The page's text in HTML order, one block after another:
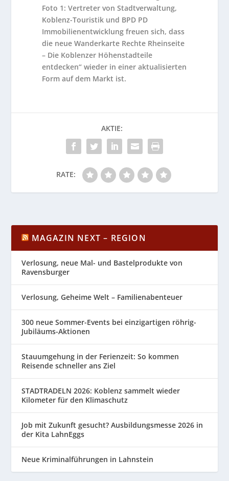
Foto 1: Vertreter von Stadtverwaltung,
Koblenz-Touristik und BPD PD
Immobilienentwicklung freuen sich, dass
die neue Wanderkarte Rechte Rheinseite
– Die Koblenzer Höhenstadteile
entdecken“ wieder in einer aktualisierten
Form auf dem Markt ist.
AKTIE:
RATE:
MAGAZIN NEXT – REGION
Verlosung, neue Mal- und Bastelprodukte von
Ravensburger
Verlosung, Geheime Welt – Familienabenteuer
300 neue Sommer-Events bei einzigartigen röhrig-
Jubiläums-Aktionen
Stauumgehung in der Ferienzeit: So kommen
Reisende schneller ans Ziel
STADTRADELN 2026: Koblenz sammelt wieder
Kilometer für den Klimaschutz
Job mit Zukunft gesucht? Ausbildungsmesse 2026 in
der Kita LahnEggs
Neue Kriminalführungen in Lahnstein